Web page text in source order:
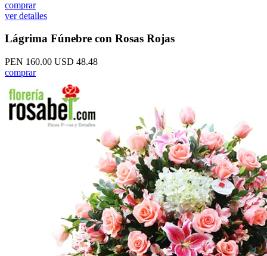
comprar
ver detalles
Lágrima Fúnebre con Rosas Rojas
PEN 160.00 USD 48.48
comprar